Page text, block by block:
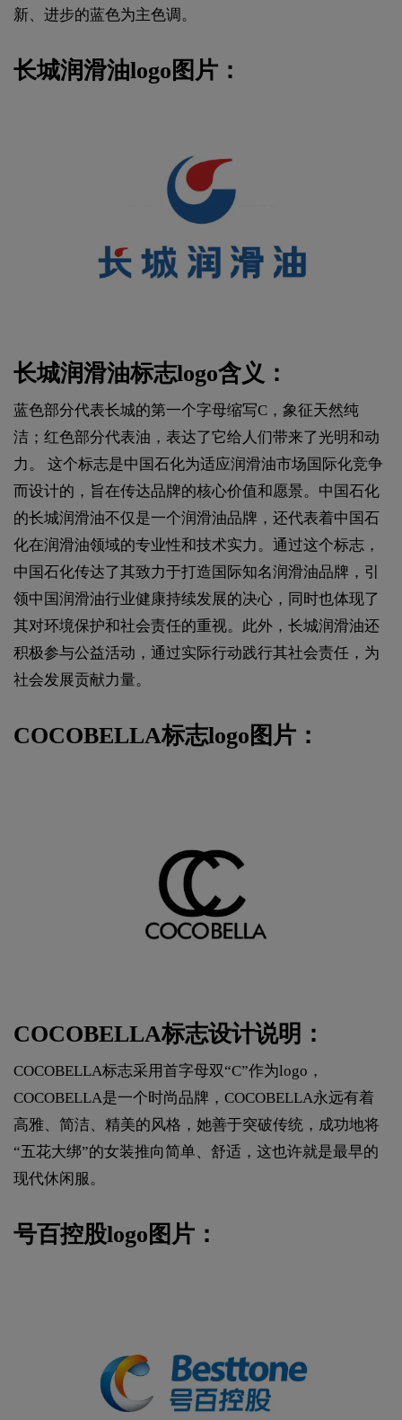
新、进步的蓝色为主色调。
长城润滑油logo图片：
长城润滑油标志logo含义：
蓝色部分代表长城的第一个字母缩写C，‌象征天然纯
洁；‌红色部分代表油，‌表达了它给人们带来了光明和动
力。‌ 这个标志是中国石化为适应润滑油市场国际化竞争
而设计的，‌旨在传达品牌的核心价值和愿景。‌中国石化
的长城润滑油不仅是一个润滑油品牌，‌还代表着中国石
化在润滑油领域的专业性和技术实力。‌通过这个标志，‌
中国石化传达了其致力于打造国际知名润滑油品牌，‌引
领中国润滑油行业健康持续发展的决心，‌同时也体现了
其对环境保护和社会责任的重视。‌此外，‌长城润滑油还
积极参与公益活动，‌通过实际行动践行其社会责任，‌为
社会发展贡献力量。‌
COCOBELLA标志logo图片：
COCOBELLA标志设计说明：
COCOBELLA标志采用首字母双“C”作为logo，
COCOBELLA是一个时尚品牌，COCOBELLA永远有着
高雅、简洁、精美的风格，她善于突破传统，成功地将
“五花大绑”的女装推向简单、舒适，这也许就是最早的
现代休闲服。
号百控股logo图片：